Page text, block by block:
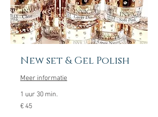
New set & Gel Polish
Meer informatie
1 uur 30 min.
45
euro
€ 45